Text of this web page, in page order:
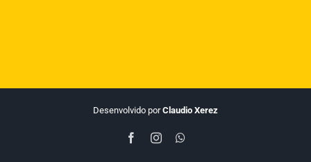
Desenvolvido porClaudio Xerez
FacebookInstagram